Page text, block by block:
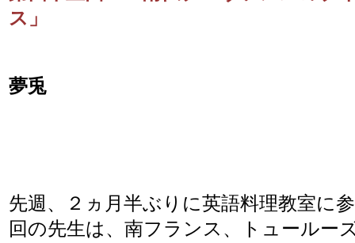
ス」
夢兎
先週、２ヵ月半ぶりに英語料理教室に
回の先生は、南フランス、トュールー